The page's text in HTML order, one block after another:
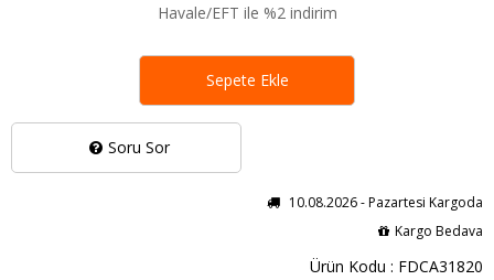
Soru Sor
Havale/EFT ile %2 indirim
10.08.2026 - Pazartesi Kargoda
Kargo Bedava
Ürün Kodu : FDCA31820
Sepete Ekle